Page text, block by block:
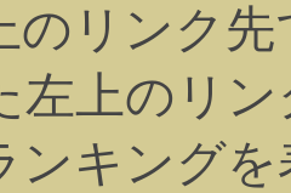
のリンク
左上のリ
ンキング